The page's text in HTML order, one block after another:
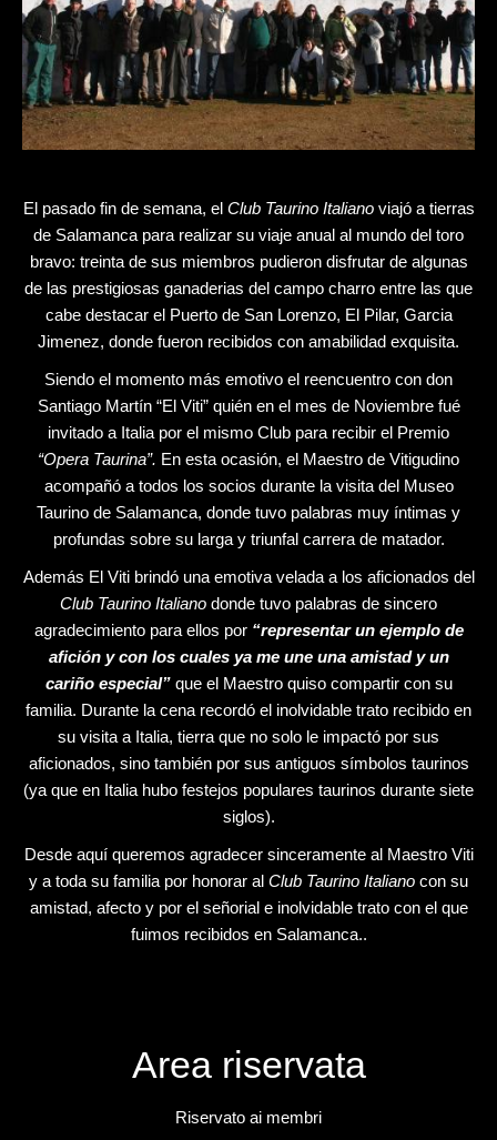
El pasado fin de semana, el Club Taurino Italianoviajó a tierras
de Salamanca para realizar su viaje anual al mundo del toro
bravo: treinta de sus miembros pudieron disfrutar de algunas
de las prestigiosas ganaderias del campo charro entre las que
cabe destacar el Puerto de San Lorenzo, El Pilar, Garcia
Jimenez, donde fueron recibidos con amabilidad exquisita.
Siendo el momento más emotivo el reencuentro con don
Santiago Martín “El Viti” quién en el mes de Noviembre fué
invitado a Italia por el mismo Club para recibir el Premio
“Opera Taurina”. En esta ocasión, el Maestro de Vitigudino
acompañó a todos los socios durante la visita del Museo
Taurino de Salamanca, donde tuvo palabras muy íntimas y
profundas sobre su larga y triunfal carrera de matador.
Además El Viti brindó una emotiva velada a los aficionados del
Club Taurino Italiano donde tuvo palabras de sincero
agradecimiento para ellos por “representar un ejemplo de
afición y con los cuales ya me une una amistad y un
cariño especial” que el Maestro quiso compartir con su
familia. Durante la cena recordó el inolvidable trato recibido en
su visita a Italia, tierra que no solo le impactó por sus
aficionados, sino también por sus antiguos símbolos taurinos
(ya que en Italia hubo festejos populares taurinos durante siete
siglos).
Desde aquí queremos agradecer sinceramente al Maestro Viti
y a toda su familia por honorar al Club Taurino Italiano con su
amistad, afecto y por el señorial e inolvidable trato con el que
fuimos recibidos en Salamanca..
Area riservata
Riservato ai membri